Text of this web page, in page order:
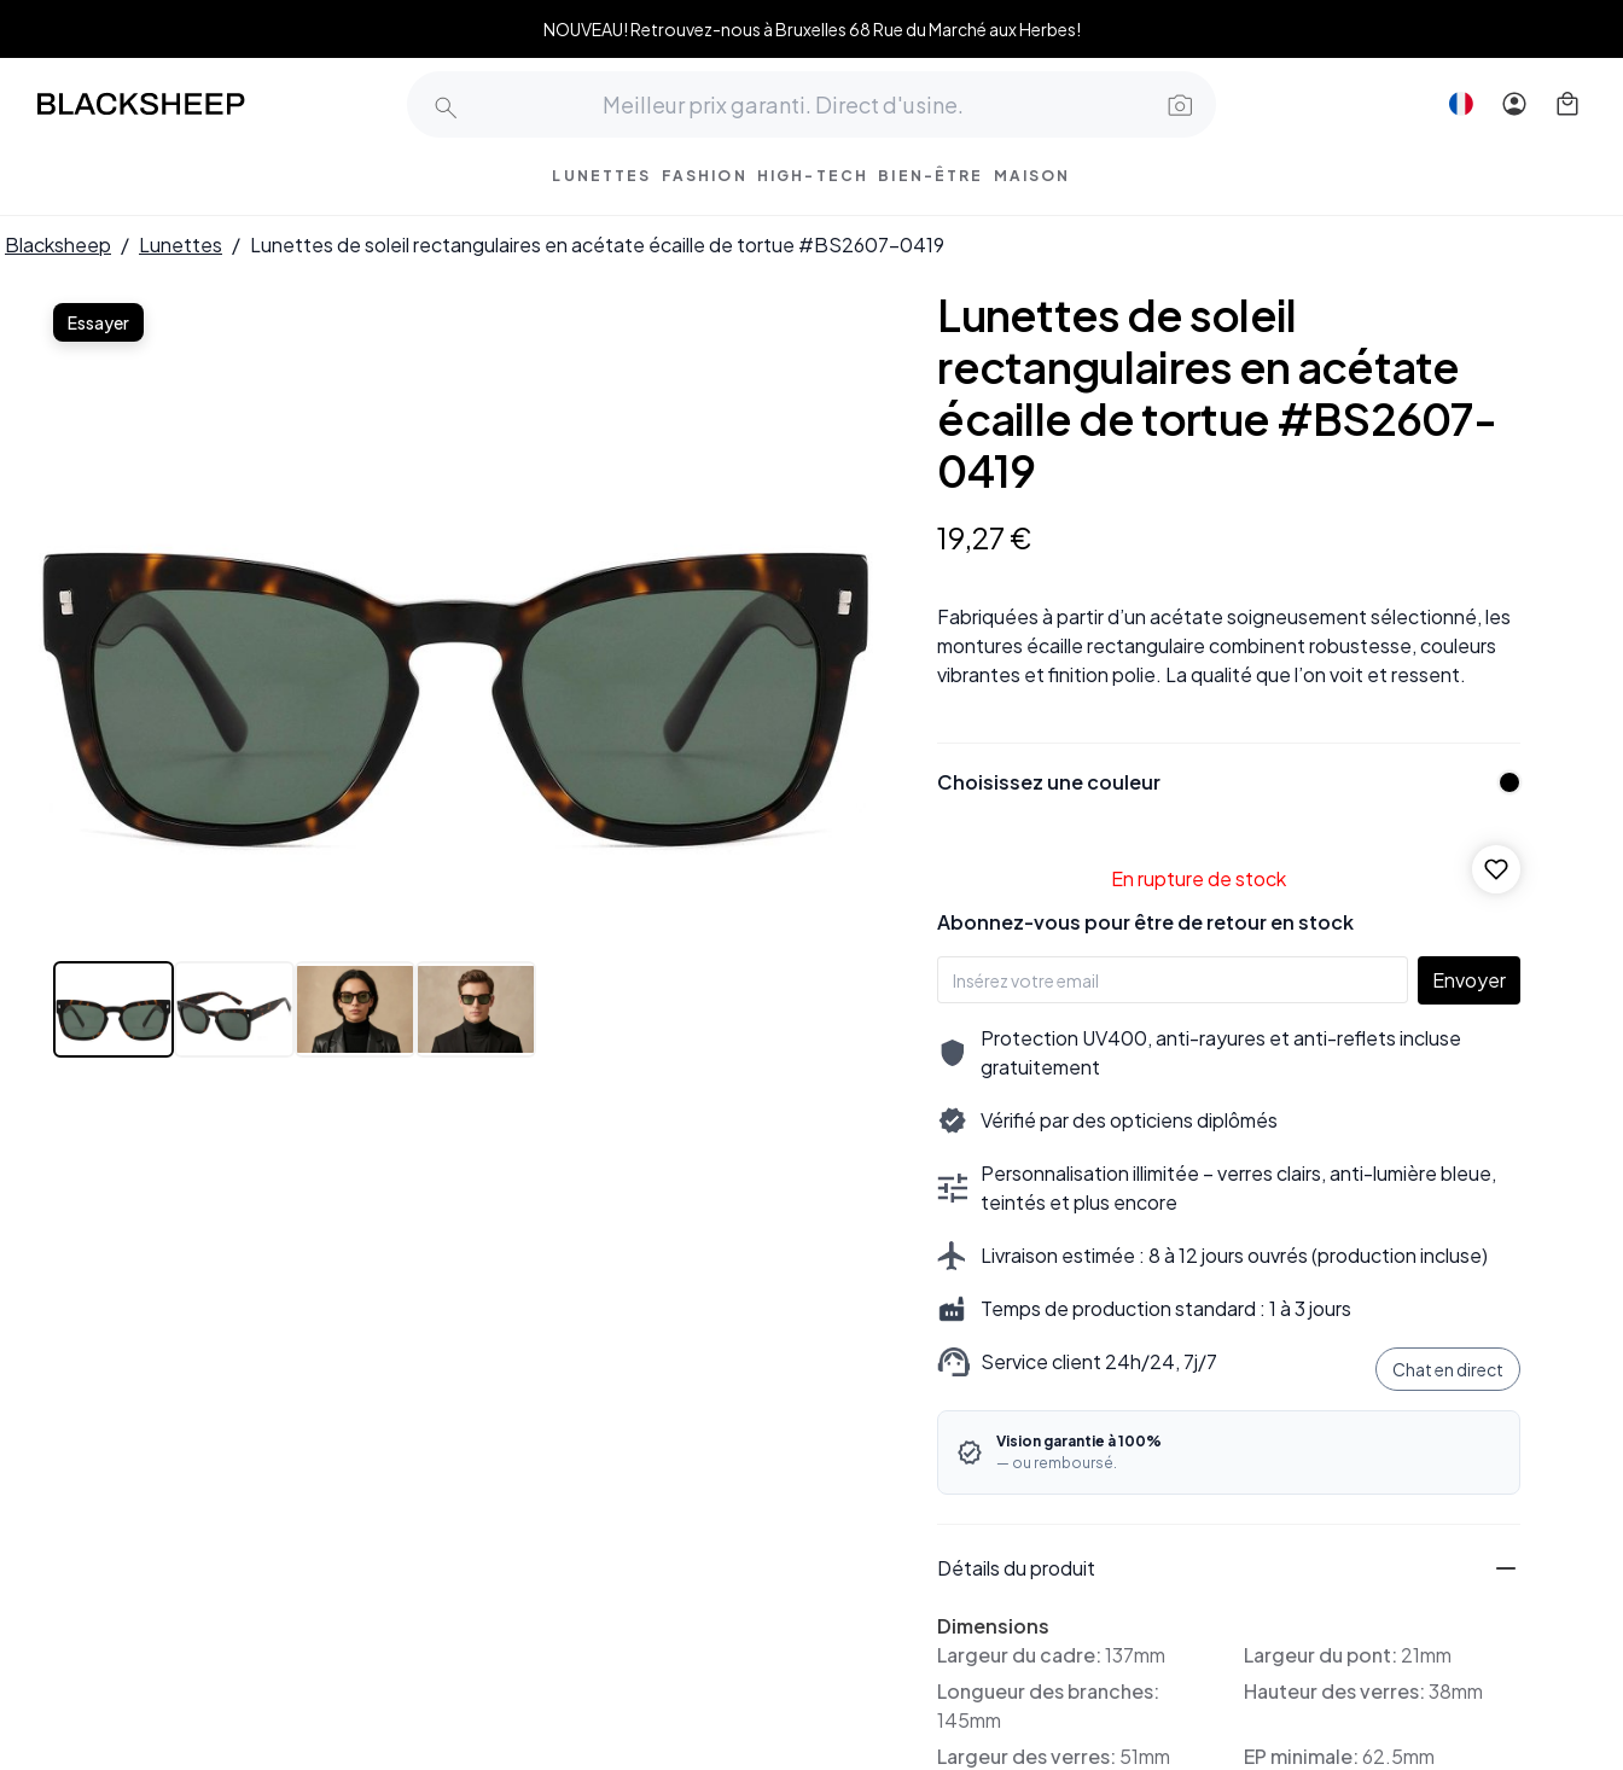
NOUVEAU! Retrouvez-nous à Bruxelles 68 Rue du Marché aux Herbes!
LUNETTES FASHION HIGH-TECH BIEN-ÊTRE MAISON
Blacksheep / Lunettes / Lunettes de soleil rectangulaires en acétate écaille de tortue #BS2607-0419
Essayer
Lunettes de soleil
rectangulaires en acétate
écaille de tortue #BS2607-
0419
19,27 €
Fabriquées à partir d’un acétate soigneusement sélectionné, les
montures écaille rectangulaire combinent robustesse, couleurs
vibrantes et finition polie. La qualité que l’on voit et ressent.
Choisissez une couleur
En rupture de stock
Abonnez-vous pour être de retour en stock
Envoyer
Protection UV400, anti-rayures et anti-reflets incluse
gratuitement
Vérifié par des opticiens diplômés
Personnalisation illimitée – verres clairs, anti-lumière bleue,
teintés et plus encore
Livraison estimée : 8 à 12 jours ouvrés (production incluse)
Temps de production standard : 1 à 3 jours
Service client 24h/24, 7j/7 Chat en direct
Vision garantie à 100%
— ou remboursé.
Détails du produit
Dimensions
Largeur du cadre:137mm Largeur du pont: 21mm
Longueur des branches:
145mm
Hauteur des verres:38mm
Largeur des verres: 51mm EP minimale:62.5mm